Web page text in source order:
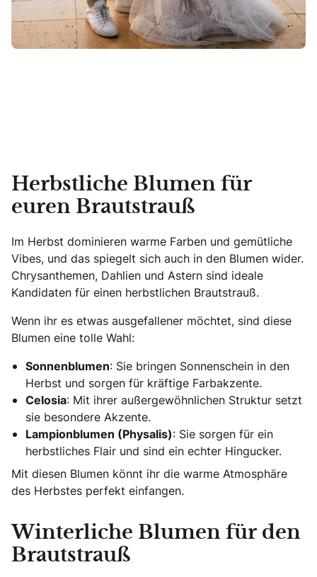
Herbstliche Blumen für
euren Brautstrauß
Im Herbst dominieren warme Farben und gemütliche
Vibes, und das spiegelt sich auch in den Blumen wider.
Chrysanthemen, Dahlien und Astern sind ideale
Kandidaten für einen herbstlichen Brautstrauß.
Wenn ihr es etwas ausgefallener möchtet, sind diese
Blumen eine tolle Wahl:
Sonnenblumen: Sie bringen Sonnenschein in den
Herbst und sorgen für kräftige Farbakzente.
Celosia: Mit ihrer außergewöhnlichen Struktur setzt
sie besondere Akzente.
Lampionblumen (Physalis): Sie sorgen für ein
herbstliches Flair und sind ein echter Hingucker.
Mit diesen Blumen könnt ihr die warme Atmosphäre
des Herbstes perfekt einfangen.
Winterliche Blumen für den
Brautstrauß